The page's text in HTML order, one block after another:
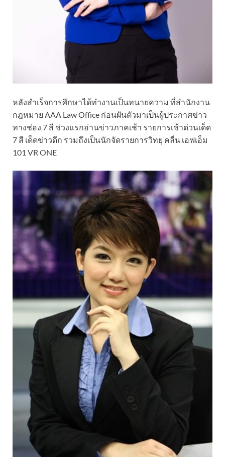
หลังสำเร็จการศึกษาได้ทำงานเป็นทนายความ ที่สำนักงาน
กฎหมาย AAA Law Office ก่อนผันตัวมาเป็นผู้ประกาศข่าว
ทางช่อง 7 สี ช่วงแรกอ่านข่าวภาคเช้า รายการเช้าด่วนเด็ด
7 สี เด็ดข่าวดึก รวมถึงเป็นนักจัดรายการวิทยุ คลื่น เอฟเอ็ม
101 VR ONE